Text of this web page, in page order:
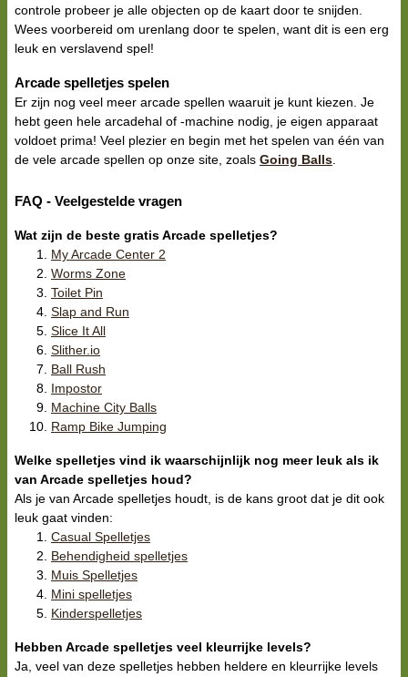
controle probeer je alle objecten op de kaart door te snijden.
Wees voorbereid om urenlang door te spelen, want dit is een erg
leuk en verslavend spel!
Arcade spelletjes spelen
Er zijn nog veel meer arcade spellen waaruit je kunt kiezen. Je
hebt geen hele arcadehal of -machine nodig, je eigen apparaat
voldoet prima! Veel plezier en begin met het spelen van één van
de vele arcade spellen op onze site, zoals Going Balls.
FAQ - Veelgestelde vragen
Wat zijn de beste gratis Arcade spelletjes?
My Arcade Center 2
Worms Zone
Toilet Pin
Slap and Run
Slice It All
Slither.io
Ball Rush
Impostor
Machine City Balls
Ramp Bike Jumping
Welke spelletjes vind ik waarschijnlijk nog meer leuk als ik
van Arcade spelletjes houd?
Als je van Arcade spelletjes houdt, is de kans groot dat je dit ook
leuk gaat vinden:
Casual Spelletjes
Behendigheid spelletjes
Muis Spelletjes
Mini spelletjes
Kinderspelletjes
Hebben Arcade spelletjes veel kleurrijke levels?
Ja, veel van deze spelletjes hebben heldere en kleurrijke levels